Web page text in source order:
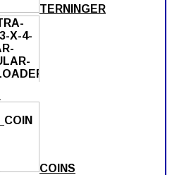
TERNINGER
COINS